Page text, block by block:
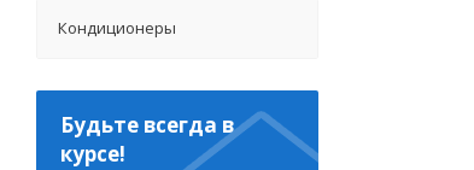
Кондиционеры
Будьте всегда в
курсе!